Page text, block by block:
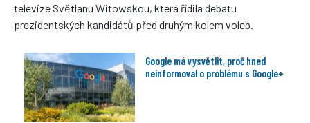
televize Světlanu Witowskou, která řídila debatu
prezidentských kandidátů před druhým kolem voleb.
Google má vysvětlit, proč hned
neinformoval o problému s Google+